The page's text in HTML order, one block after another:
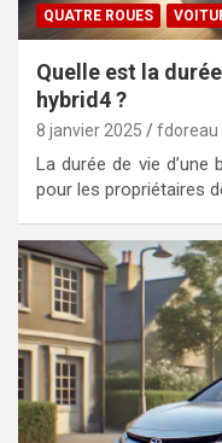
QUATRE ROUES
Quelle est la
hybrid4 ?
8 janvier 2025 fdoreau
La durée de vie
pour les propriétaires